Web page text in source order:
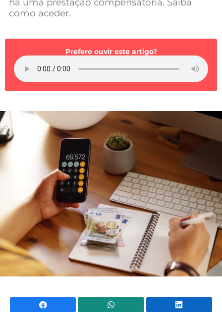
Mundial 2026
como aceder.
Prefere ouvir este artigo?
Facebook WhatsApp